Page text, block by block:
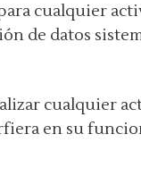
cualquier
de datos
cualquier
en su